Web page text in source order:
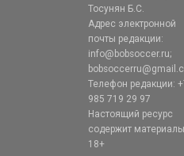
Тосунян Б.С.
Адрес электронной
почты редакции:
info@bobsoccer.ru;
Телефон редакции:
985 719 29 97
Настоящий ресурс
содержит
18+